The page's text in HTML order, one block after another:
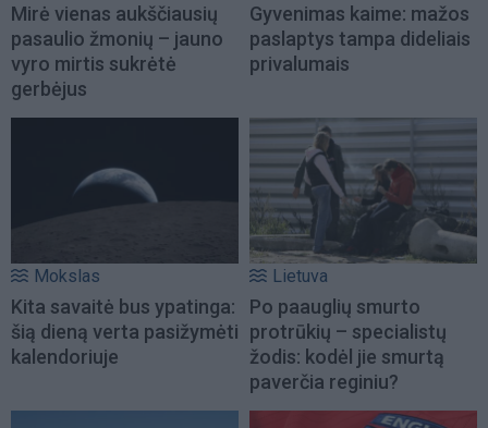
Mirė vienas aukščiausių
pasaulio žmonių – jauno
vyro mirtis sukrėtė
gerbėjus
Gyvenimas kaime: mažos
paslaptys tampa dideliais
privalumais
Mokslas
Kita savaitė bus ypatinga:
šią dieną verta pasižymėti
kalendoriuje
Lietuva
Po paauglių smurto
protrūkių – specialistų
žodis: kodėl jie smurtą
paverčia reginiu?